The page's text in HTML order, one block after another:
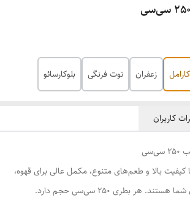
کارامل زعفران توت فرنگی بلوکارسائو
کاربران
بالا و طعم‌های متنوع، مکمل عالی برای قهوه،
هر بطری 250 سی‌سی حجم دارد.